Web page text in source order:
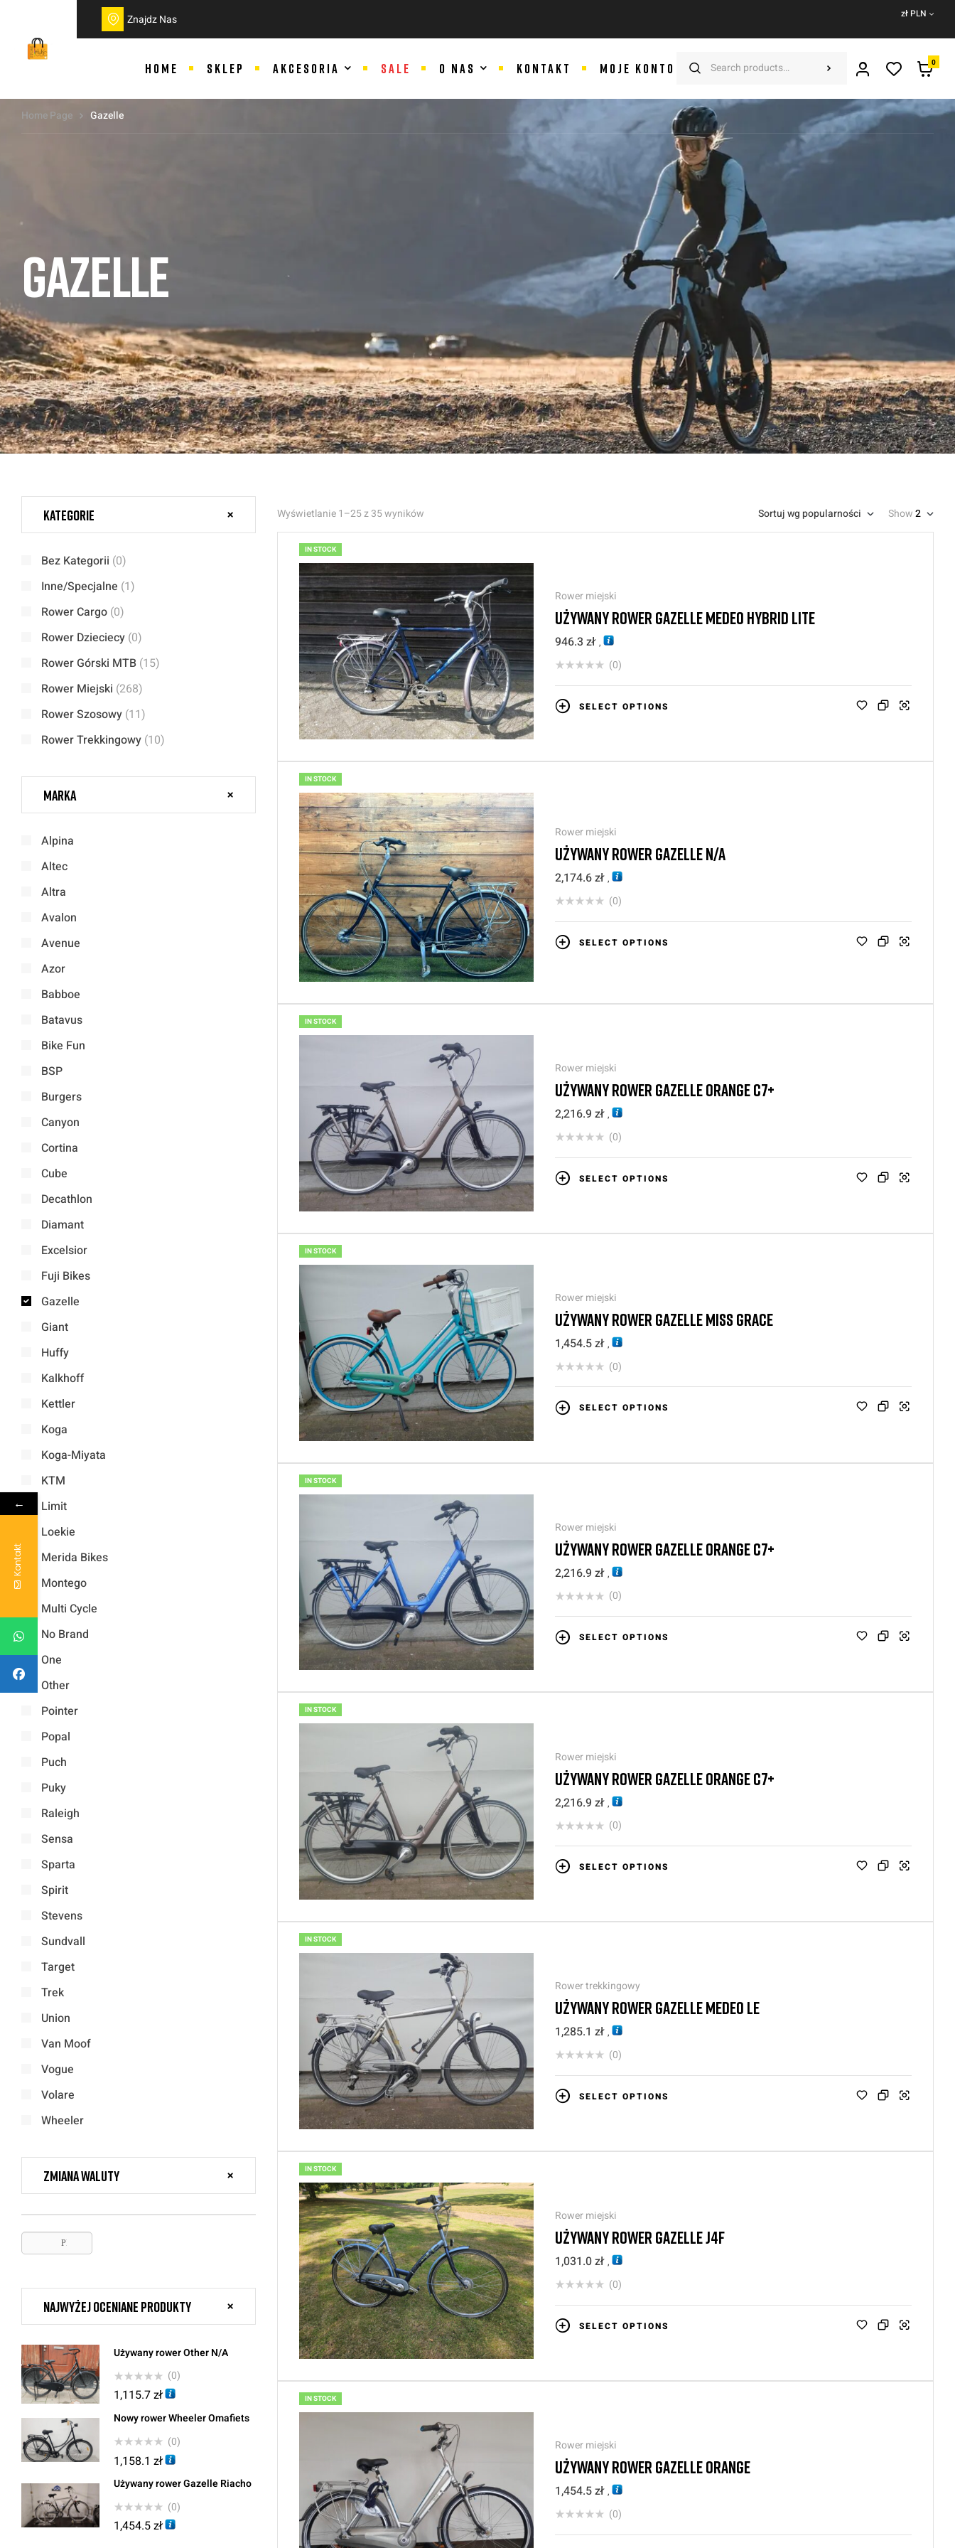
Znajdz Nas zł PLN
HOME SKLEP AKCESORIA SALE O NAS KONTAKT MOJE KONTO 0
GAZELLE
Home Page Gazelle
Wyświetlanie 1–25 z 35 wyników Sortuj wg popularności Show2
IN STOCK
Rower miejski
UŻYWANY ROWER GAZELLE MEDEO HYBRID LITE
946.3 zł ,
(0)
SELECT OPTIONS
IN STOCK
Rower miejski
UŻYWANY ROWER GAZELLE N/A
2,174.6zł ,
(0)
SELECT OPTIONS
IN STOCK
Rower miejski
UŻYWANY ROWER GAZELLE ORANGE C7+
2,216.9 zł ,
(0)
SELECT OPTIONS
IN STOCK
Rower miejski
UŻYWANY ROWER GAZELLE MISS GRACE
1,454.5zł ,
(0)
SELECT OPTIONS
IN STOCK
Rower miejski
UŻYWANY ROWER GAZELLE ORANGE C7+
2,216.9 zł ,
(0)
SELECT OPTIONS
IN STOCK
Rower miejski
UŻYWANY ROWER GAZELLE ORANGE C7+
2,216.9 zł ,
(0)
SELECT OPTIONS
IN STOCK
Rower trekkingowy
UŻYWANY ROWER GAZELLE MEDEO LE
1,285.1 zł ,
(0)
SELECT OPTIONS
IN STOCK
Rower miejski
UŻYWANY ROWER GAZELLE J4F
1,031.0zł ,
(0)
SELECT OPTIONS
IN STOCK
Rower miejski
UŻYWANY ROWER GAZELLE ORANGE
1,454.5zł ,
(0)
Kategorie
Bez Kategorii (0)
Inne/Specjalne (1)
Rower Cargo (0)
Rower Dzieciecy (0)
Rower Górski MTB (15)
Rower Miejski (268)
Rower Szosowy (11)
Rower Trekkingowy (10)
Marka
Alpina
Altec
Altra
Avalon
Avenue
Azor
Babboe
Batavus
Bike Fun
BSP
Burgers
Canyon
Cortina
Cube
Decathlon
Diamant
Excelsior
Fuji Bikes
Gazelle
Giant
Huffy
Kalkhoff
Kettler
Koga
Koga-Miyata
KTM
Limit
Loekie
Merida Bikes
Montego
Multi Cycle
No Brand
One
Other
Pointer
Popal
Puch
Puky
Raleigh
Sensa
Sparta
Spirit
Stevens
Sundvall
Target
Trek
Union
Van Moof
Vogue
Volare
Wheeler
Zmiana waluty
PLN, zł
Najwyżej oceniane produkty
Używany rower Other N/A
(0)
1,115.7zł
Nowy rower Wheeler Omafiets
(0)
1,158.1 zł
Używany rower Gazelle Riacho
(0)
1,454.5zł
←
Kontakt